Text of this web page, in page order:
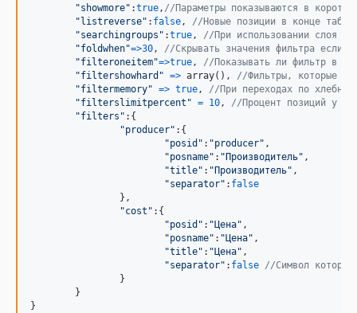
"showmore" :true, //Параметры показываются в
"listreverse" : false,
//Новые позиции в конце
"searchingroups" :true,
//При использовании слоя с
"foldwhen"=>30,
//Скрывать значения фильтра если
"filteroneitem"=>true,
//Показывать ли фильтр в
"filtershowhard" => array( ) ,
//Фильтры, которые
"filtermemory" => true,
//При переходах по хлебным
"filterslimitpercent" = 10,
//Процент позиций у
"filters" : {
"producer" : {
"posid" : "producer" ,
"posname" : "Производитель" ,
"title" : "Производитель" ,
"separator" : false
} ,
"cost" : {
"posid" : "Цена" ,
"posname" : "Цена" ,
"title" : "Цена" ,
"separator" : false //Символ
}
}
}